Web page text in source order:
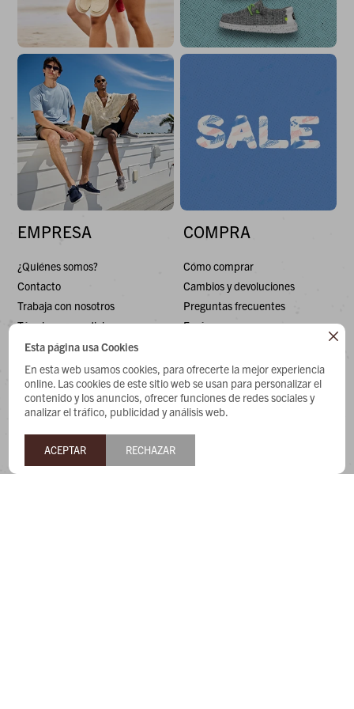

Esta página usa Cookies
En esta web usamos cookies, para ofrecerte la mejor experiencia
online. Las cookies de este sitio web se usan para personalizar el
contenido y los anuncios, ofrecer funciones de redes sociales y
analizar el tráfico, publicidad y análisis web.
ACEPTAR RECHAZAR
EMPRESA
¿Quiénes somos?
Contacto
Trabaja con nosotros
Términos y condiciones
COMPRA
Cómo comprar
Cambios y devoluciones
Preguntas frecuentes
Envíos
CONTACTO
Whatsapp: 091487180
Teléfono: 27169991
Lunes a jueves de 9:00 a 13:00 y de 14:00 a 17:45, viernes de